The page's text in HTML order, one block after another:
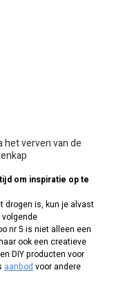
het verven van de
om inspiratie op te
drogen is, kun je alvast
nr 5 is niet alleen een
ook een creatieve
DIY producten voor
aanbod voor andere